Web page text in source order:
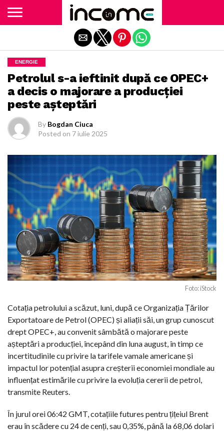
ENERGIE
Petrolul s-a ieftinit după ce OPEC+
a decis o majorare a producției
peste așteptări
By Bogdan Ciuca
Posted on 7 iulie 2025
Foto: iStock
Cotația petrolului a scăzut, luni, după ce Organizația Țărilor
Exportatoare de Petrol (OPEC) și aliații săi, un grup cunoscut
drept OPEC+, au convenit sâmbătă o majorare peste
așteptări a producției, începând din luna august, în timp ce
incertitudinile cu privire la tarifele vamale americane și
impactul lor potențial asupra creșterii economiei mondiale au
influențat estimările cu privire la evoluția cererii de petrol,
transmite Reuters.
În jurul orei 06:42 GMT, cotațiile futures pentru țițeiul Brent
erau în scădere cu 24 de cenți, sau 0,35%, până la 68,06 dolari
Exit mobile version